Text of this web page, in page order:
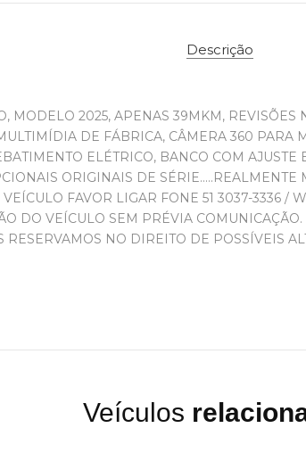
Descrição
MODELO 2025, APENAS 39MKM, REVISÕES
DE FÁBRICA, CÂMERA 360 PARA
ELÉTRICO, BANCO COM
ORIGINAIS DE
FAVOR LIGAR FONE 51 3037-3336 /
DO VEÍCULO SEM PRÉVIA
RESERVAMOS NO DIREITO DE POSSÍVEIS
Veículos